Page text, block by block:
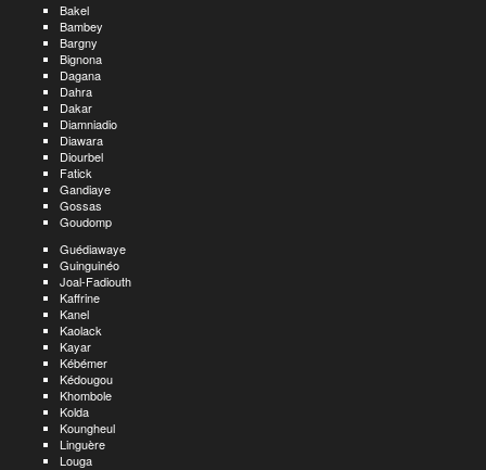
Bakel
Bambey
Bargny
Bignona
Dagana
Dahra
Dakar
Diamniadio
Diawara
Diourbel
Fatick
Gandiaye
Gossas
Goudomp
Guédiawaye
Guinguinéo
Joal-Fadiouth
Kaffrine
Kanel
Kaolack
Kayar
Kébémer
Kédougou
Khombole
Kolda
Koungheul
Linguère
Louga